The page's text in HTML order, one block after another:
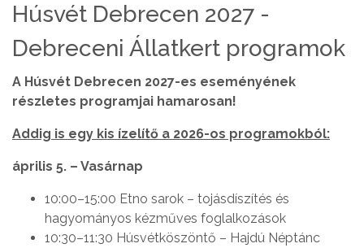
Húsvét Debrecen 2027 -
Debreceni Állatkert programok
A Húsvét Debrecen 2027-es eseményének
részletes programjai hamarosan!
Addig is egy kis ízelítő a 2026-os programokból:
április 5. – Vasárnap
10:00–15:00 Etno sarok – tojásdíszítés és
hagyományos kézműves foglalkozások
10:30–11:30 Húsvétköszöntő – Hajdú Néptánc